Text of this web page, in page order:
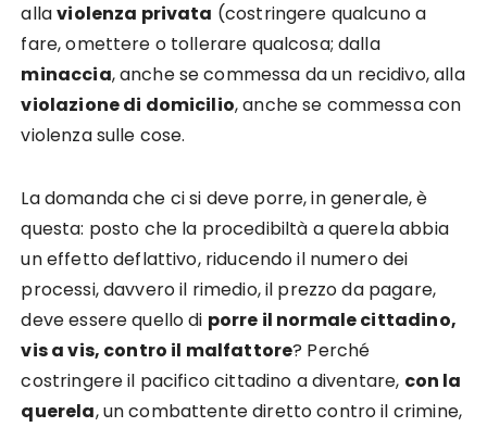
allaviolenza privata (costringere qualcuno a
fare, omettere o tollerare qualcosa; dalla
minaccia, anche se commessa da un recidivo, alla
violazione di domicilio, anche se commessa con
violenza sulle cose.
La domanda che ci si deve porre, in generale, è
questa: posto che la procedibiltà a querela abbia
un effetto deflattivo, riducendo il numero dei
processi, davvero il rimedio, il prezzo da pagare,
deve essere quello di porre il normale cittadino,
vis a vis, contro il malfattore? Perché
costringere il pacifico cittadino a diventare, con la
querela, un combattente diretto contro il crimine,